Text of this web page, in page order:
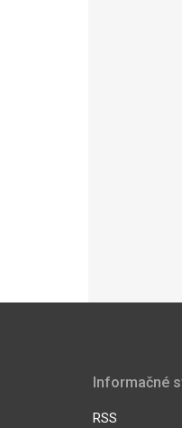
Informačné
RSS